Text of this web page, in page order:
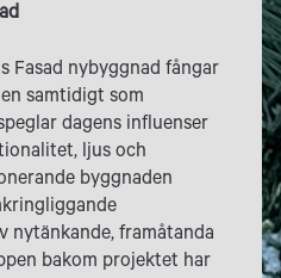
Fasad nybyggnad fångar
samtidigt som
dagens influenser
ljus och
byggnaden
nytänkande, framåtanda
bakom projektet har